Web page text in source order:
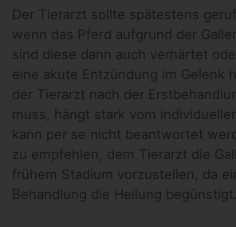
Der Tierarzt sollte spätestens
wenn das Pferd aufgrund der
sind diese dann auch verhärtet
eine akute Entzündung im Gelenk
der Tierarzt nach der
muss, hängt stark vom
kann per se nicht beantwortet
zu empfehlen, dem Tierarzt die
frühem Stadium vorzustellen, da
Behandlung die Heilung begünstigt.